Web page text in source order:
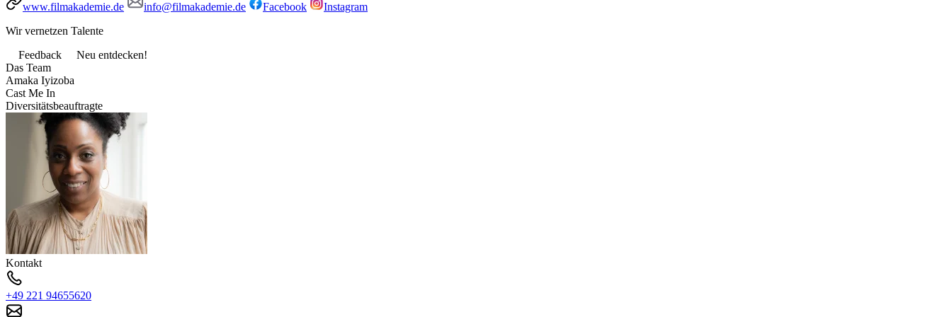
www.filmakademie.de info@filmakademie.de Facebook
Instagram
Wir vernetzen Talente
Feedback
Neu entdecken!
Das Team
Amaka Iyizoba
Cast Me In
Diversitätsbeauftragte
Kontakt
+49 221 94655620